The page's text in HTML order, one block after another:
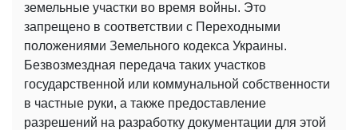
земельные участки во время войны. Это
запрещено в соответствии с Переходными
положениями Земельного кодекса Украины.
Безвозмездная передача таких участков
государственной или коммунальной собственности
в частные руки, а также предоставление
разрешений на разработку документации для этой